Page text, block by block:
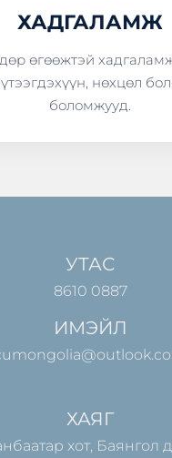
ХАДГАЛАМЖ
өгөөжтэй
нөхцөл
боломжууд.
УТАС
8610 0887
ИМЭЙЛ
ХАЯГ
хот, Баянгол